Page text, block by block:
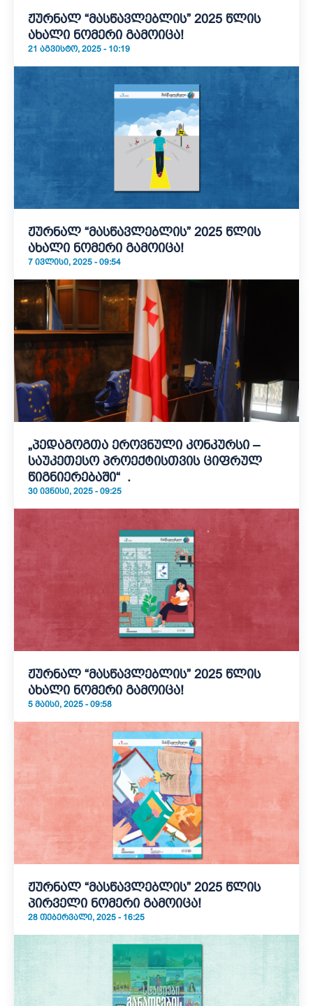
ჟურნალ “მასწავლებლის” 2025 წლის
ახალი ნომერი გამოიცა!
21 ᲐᲒᲕᲘᲡᲢᲝ, 2025 - 10:19
ჟურნალ “მასწავლებლის” 2025 წლის
ახალი ნომერი გამოიცა!
7 ᲘᲕᲚᲘᲡᲘ, 2025 - 09:54
„პედაგოგთა ეროვნული კონკურსი –
საუკეთესო პროექტისთვის ციფრულ
წიგნიერებაში“ .
30 ᲘᲕᲜᲘᲡᲘ, 2025 - 09:25
ჟურნალ “მასწავლებლის” 2025 წლის
ახალი ნომერი გამოიცა!
5 ᲛᲐᲘᲡᲘ, 2025 - 09:58
ჟურნალ “მასწავლებლის” 2025 წლის
პირველი ნომერი გამოიცა!
28 ᲗᲔᲑᲔᲠᲕᲐᲚᲘ, 2025 - 16:25